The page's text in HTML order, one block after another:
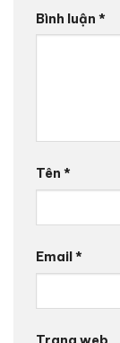
Bình luận *
Tên *
Email*